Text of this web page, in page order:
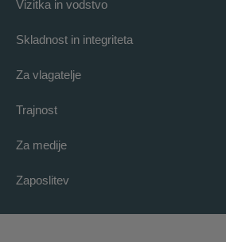
Vizitka in vodstvo
Skladnost in integriteta
Za vlagatelje
Trajnost
Za medije
Zaposlitev